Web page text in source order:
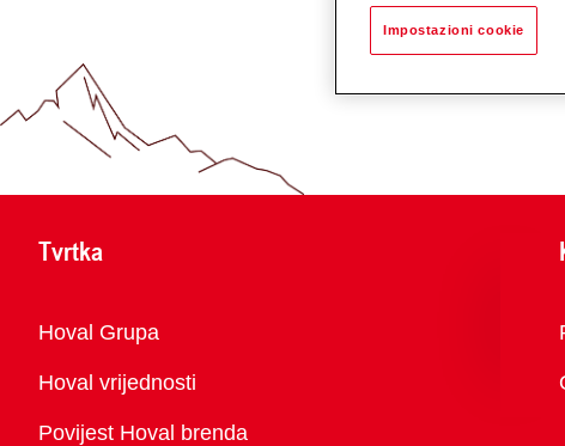
Tvrtka
Pregled
Hoval Grupa
Hoval vrijednosti
Povijest Hoval brenda
Impostazioni cookie